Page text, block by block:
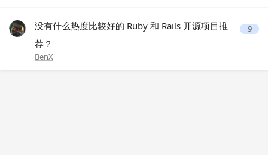
没有什么热度比较好的 Ruby 和 Rails 开源项目推
荐？
BenX
9